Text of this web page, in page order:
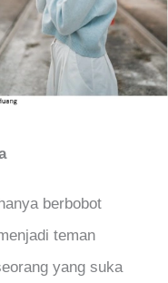
berbobot
teman
yang suka